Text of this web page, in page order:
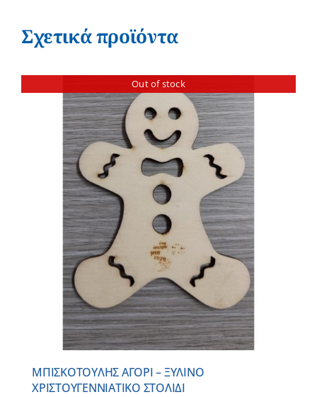
Σχετικά προϊόντα
Out of stock
ΜΠΙΣΚΟΤΟΥΛΗΣ ΑΓΟΡΙ – ΞΥΛΙΝO
ΧΡΙΣΤΟΥΓΕΝΝΙΑΤΙΚO ΣΤΟΛΙΔΙ